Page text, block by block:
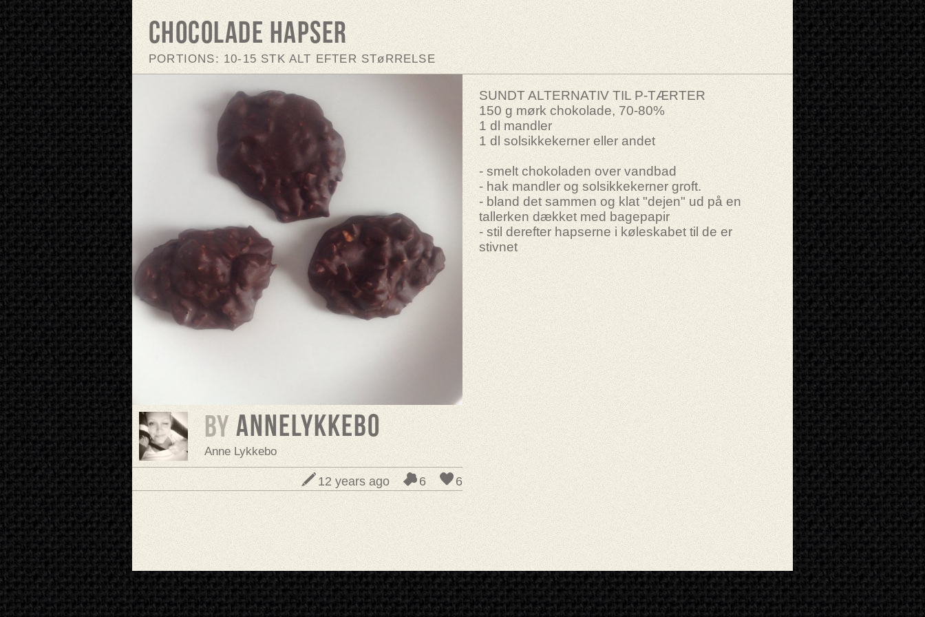
Chocolade hapser
PORTIONS: 10-15 STK ALT EFTER STøRRELSE
BY AnneLykkebo
Anne Lykkebo
6
6
12 years ago
SUNDT ALTERNATIV TIL P-TÆRTER
150 g mørk chokolade, 70-80%
1 dl mandler
1 dl solsikkekerner eller andet
- smelt chokoladen over vandbad
- hak mandler og solsikkekerner groft.
- bland det sammen og klat "dejen" ud på en
tallerken dækket med bagepapir
- stil derefter hapserne i køleskabet til de er
stivnet